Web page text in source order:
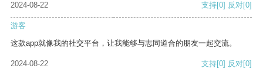
2024-08-22
支持[0] 反对[0]
游客
这款app就像我的社交平台，让我能够与志同道合的朋友一起交流。
2024-08-22 支持[0] 反对[0]